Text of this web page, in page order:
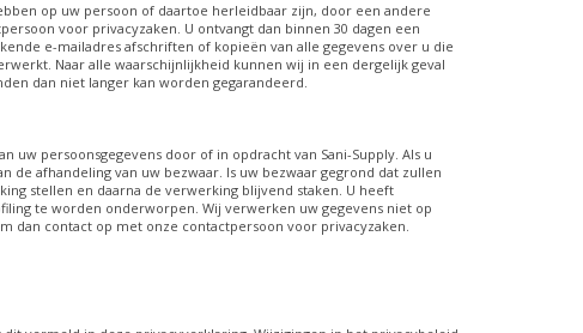
op uw persoon of daartoe herleidbaar zijn, door een andere
voor privacyzaken. U ontvangt dan binnen 30 dagen een
e-mailadres afschriften of kopieën van alle gegevens over u die
Naar alle waarschijnlijkheid kunnen wij in een dergelijk geval
dan niet langer kan worden gegarandeerd.
persoonsgegevens door of in opdracht van Sani-Supply. Als u
afhandeling van uw bezwaar. Is uw bezwaar gegrond dat zullen
stellen en daarna de verwerking blijvend staken. U heeft
te worden onderworpen. Wij verwerken uw gegevens niet op
dan contact op met onze contactpersoon voor privacyzaken.